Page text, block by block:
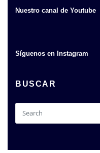
Nuestro canal de Youtube
Síguenos en Instagram
BUSCAR